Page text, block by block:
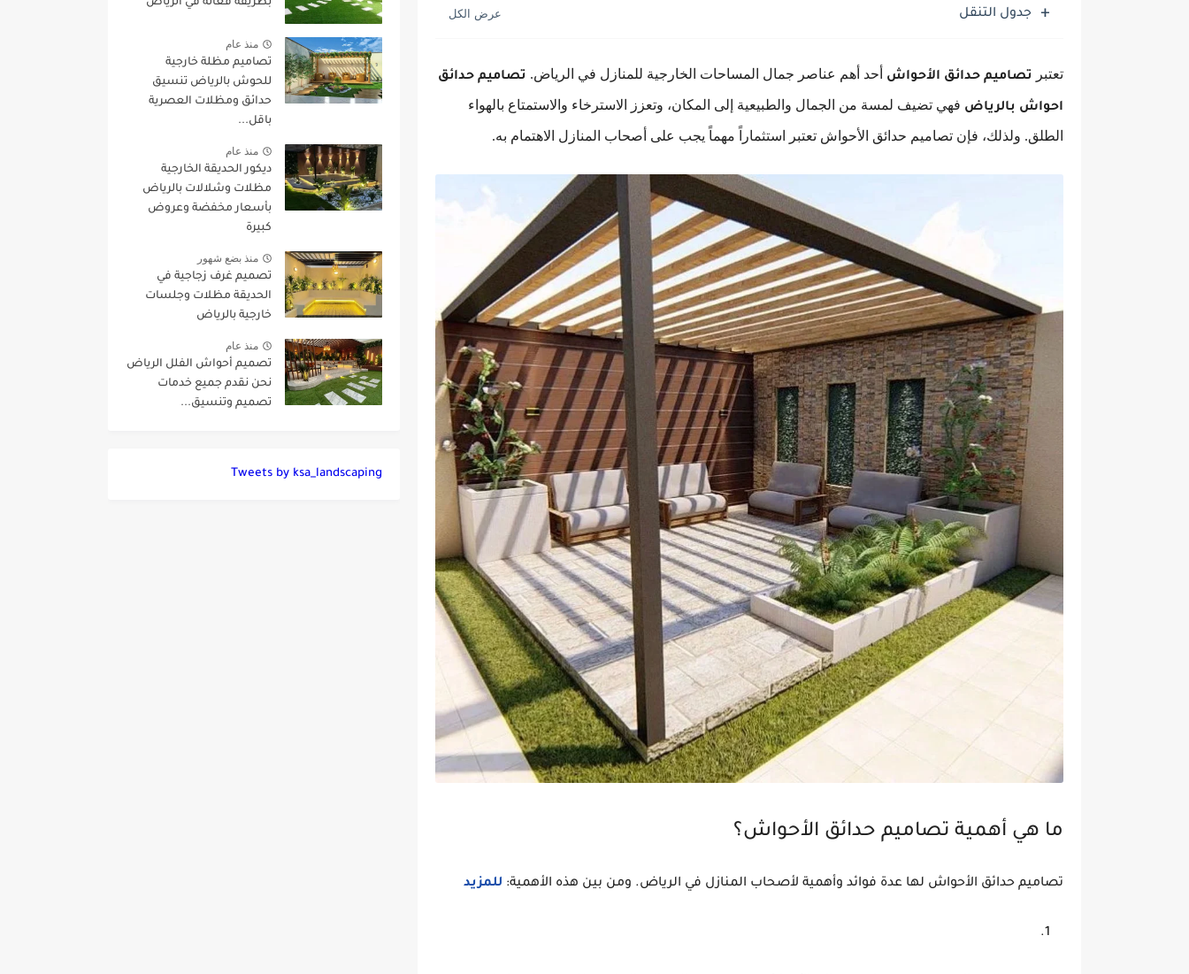
جدول التنقل
تعتبر تصاميم حدائق الأحواش أحد أهم عناصر جمال المساحات الخارجية للمنازل في الرياض. تصاميم حدائق
احواش بالرياض فهي تضيف لمسة من الجمال والطبيعية إلى المكان، وتعزز الاسترخاء والاستمتاع بالهواء
الطلق. ولذلك، فإن تصاميم حدائق الأحواش تعتبر استثماراً مهماً يجب على أصحاب المنازل الاهتمام به.
ما هي أهمية تصاميم حدائق الأحواش؟
تصاميم حدائق الأحواش لها عدة فوائد وأهمية لأصحاب المنازل في الرياض. ومن بين هذه الأهمية: للمزيد
بطريقة فعالة في الرياض
منذ عام
تصاميم مظلة خارجية
للحوش بالرياض تنسيق
حدائق ومظلات العصرية
باقل...
منذ عام
ديكور الحديقة الخارجية
مظلات وشلالات بالرياض
بأسعار مخفضة وعروض
كبيرة
منذ بضع شهور
تصميم غرف زجاجية في
الحديقة مظلات وجلسات
خارجية بالرياض
منذ عام
تصميم أحواش الفلل الرياض
نحن نقدم جميع خدمات
تصميم وتنسيق...
Tweets by ksa_landscaping